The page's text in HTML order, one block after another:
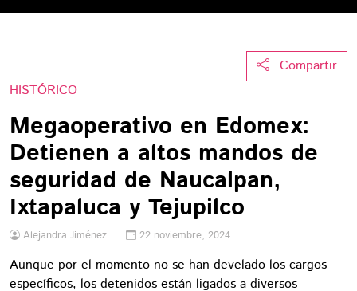
Compartir
HISTÓRICO
Megaoperativo en Edomex:
Detienen a altos mandos de
seguridad de Naucalpan,
Ixtapaluca y Tejupilco
Alejandra Jiménez 22 noviembre, 2024
Aunque por el momento no se han develado los cargos
específicos, los detenidos están ligados a diversos